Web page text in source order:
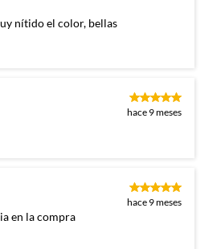
nítido el color, bellas
hace 9 meses
hace 9 meses
en la compra